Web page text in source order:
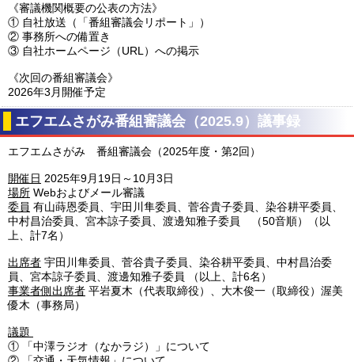
《審議機関概要の公表の方法》
① 自社放送（「番組審議会リポート」）
② 事務所への備置き
③ 自社ホームページ（URL）への掲示
《次回の番組審議会》
2026年3月開催予定
エフエムさがみ番組審議会（2025.9）議事録
エフエムさがみ 番組審議会（2025年度・第2回）
開催日 2025年9月19日～10月3日
場所 Webおよびメール審議
委員 有山蒔恩委員、宇田川隼委員、菅谷貴子委員、染谷耕平委員、
中村昌治委員、宮本諒子委員、渡邊知雅子委員 （50音順）（以
上、計7名）
出席者 宇田川隼委員、菅谷貴子委員、染谷耕平委員、中村昌治委
員、宮本諒子委員、渡邊知雅子委員 （以上、計6名）
事業者側出席者 平岩夏木（代表取締役）、大木俊一（取締役）渥美
優木（事務局）
議題
①
「中澤ラジオ（なかラジ）」について